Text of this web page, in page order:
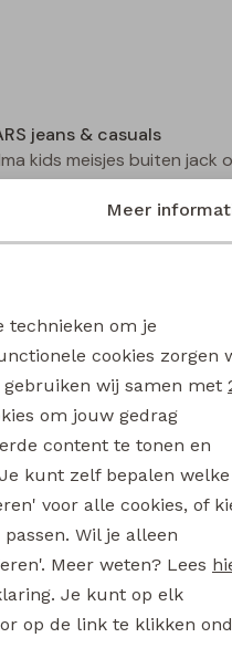
jeans & casuals
uur besteld is morgen
Marketing cookies
Meer
technieken om je
cookies zorgen
wij samen met
om jouw gedrag
content te tonen en
kunt zelf bepalen welke
voor alle cookies, of
Wil je alleen
Meer weten? Lees
Je kunt op elk
op de link te klikken